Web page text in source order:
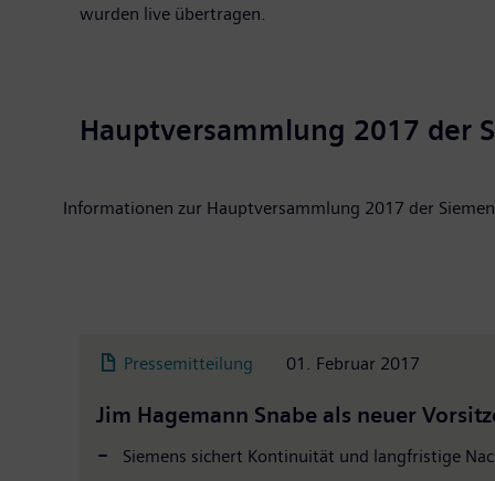
wurden live übertragen.
Hauptversammlung 2017 der
Informationen zur Hauptversammlung 2017 der
Pressemitteilung 01. Februar 2017
Jim Hagemann Snabe als neuer
Siemens sichert Kontinuität und langfristige